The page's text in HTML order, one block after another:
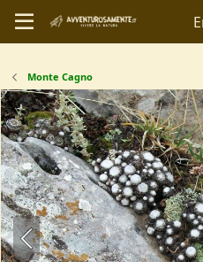
Monte Cagno